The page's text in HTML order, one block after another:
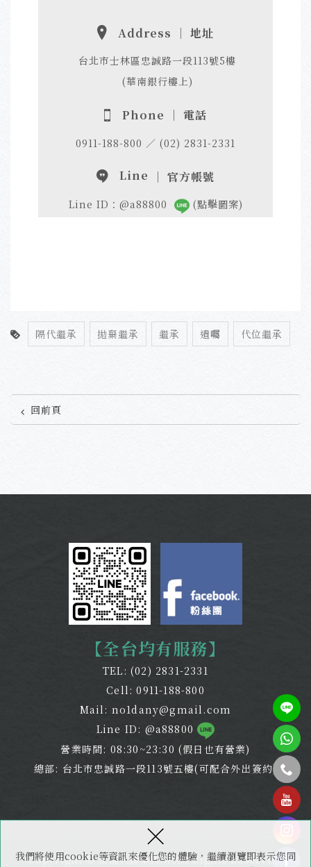
我們將使用cookie等資訊來優化您的體驗，繼續瀏覽即表示您同
×
Address ｜ 地址
台北市士林區忠誠路一段113號5樓
(華南銀行樓上)
Phone ｜ 電話
0911-188-800 ／ (02) 2831-2331
Line ｜ 官方帳號
Line ID：@a88800 (點擊圖案)
隔代繼承 拋棄繼承 繼承 遺囑 代位繼承
回前頁
tel
【全台均有服務】
TEL:(02) 2831-2331
Cell:0911-188-800
Mail: no1dany@gmail.com
Line ID: @a88800
營業時間: 08:30~23:30 (假日也有營業)
總部: 台北市忠誠路一段113號五樓(可配合外出簽約)
Copyright © 全謹代書事務所 All Rights Reserved.